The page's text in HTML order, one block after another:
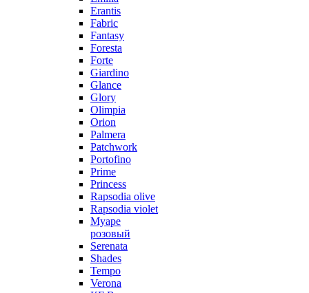
Erantis
Fabric
Fantasy
Foresta
Forte
Giardino
Glance
Glory
Olimpia
Orion
Palmera
Patchwork
Portofino
Prime
Princess
Rapsodia olive
Rapsodia violet
Муаре
розовый
Serenata
Shades
Tempo
Verona